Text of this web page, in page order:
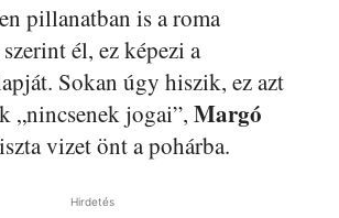
pillanatban is a roma
él, ez képezi a
Sokan úgy hiszik, ez azt
„nincsenek jogai”, Margó
vizet önt a pohárba.
Hirdetés